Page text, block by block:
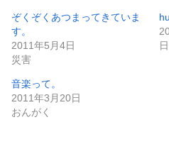
み
中…
ぞくぞくあつまってきていま
す。
2011年5月4日
災害
音楽って。
2011年3月20日
おんがく